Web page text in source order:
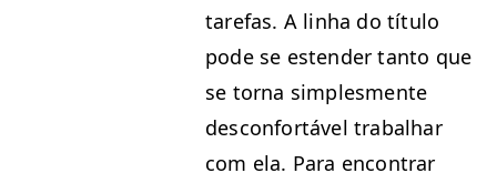
tare­fas. A lin­ha do títu­lo
pode se esten­der tan­to que
se tor­na sim­ples­mente
descon­fortáv­el tra­bal­har
com ela. Para encon­trar